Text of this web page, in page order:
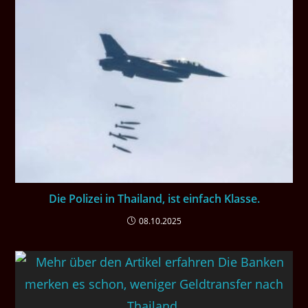
Die Polizei in Thailand, ist einfach Klasse.
08.10.2025